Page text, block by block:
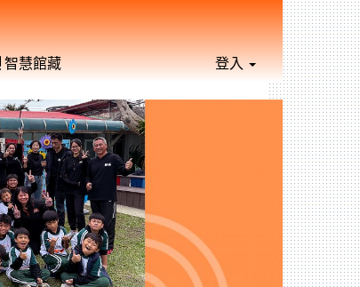
智慧館藏 登入